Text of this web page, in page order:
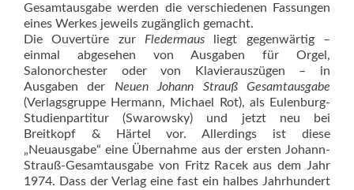
Gesamtausgabe werden die verschiedenen Fassungen
eines Werkes jeweils zugänglich gemacht.
Die Ouvertüre zur Fledermaus liegt gegenwärtig –
einmal abgesehen von Ausgaben für Orgel,
Salonorchester oder von Klavierauszügen – in
Ausgaben der Neuen Johann Strauß Gesamtausgabe
(Verlagsgruppe Hermann, Michael Rot), als Eulenburg-
Studienpartitur (Swarowsky) und jetzt neu bei
Breitkopf & Härtel vor. Allerdings ist diese
„Neuausgabe“ eine Übernahme aus der ersten Johann-
Strauß-Gesamtausgabe von Fritz Racek aus dem Jahr
1974. Dass der Verlag eine fast ein halbes Jahrhundert